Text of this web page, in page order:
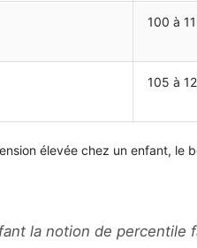
100 à
105 à
élevée chez un enfant,
la notion de percentile